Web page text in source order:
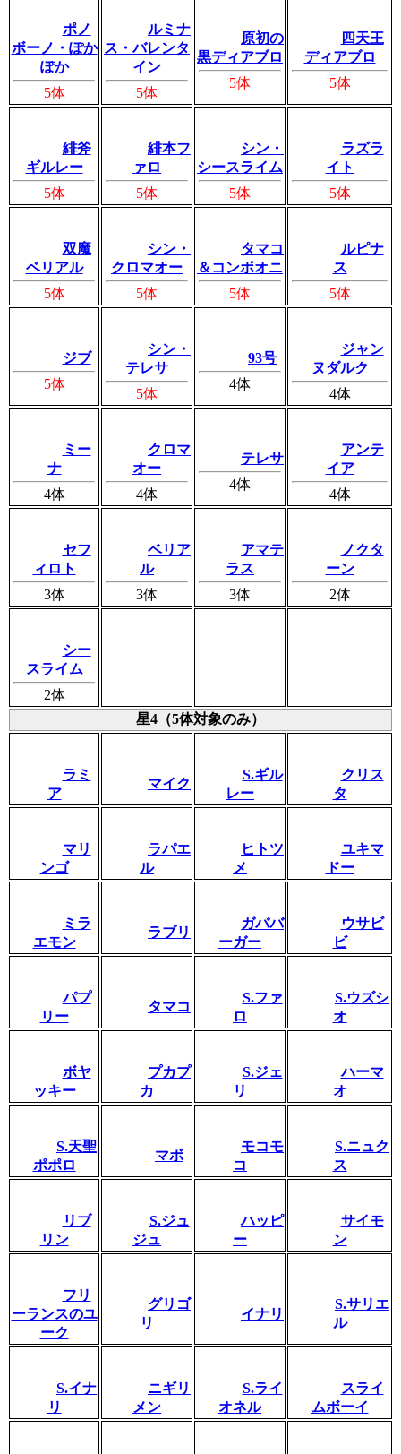
ポノ
ボーノ・ぽか
ぽか
5体
ルミナ
ス・バレンタ
イン
5体
原初の
黒ディアブロ
5体
四天王
ディアブロ
5体
緋斧
ギルレー
5体
緋本フ
ァロ
5体
シン・
シースライム
5体
ラズラ
イト
5体
双魔
ベリアル
5体
シン・
クロマオー
5体
タマコ
＆コンボオニ
5体
ルピナ
ス
5体
ジブ
5体
シン・
テレサ
5体
93号
4体
ジャン
ヌダルク
4体
ミー
ナ
4体
クロマ
オー
4体
テレサ
4体
アンテ
イア
4体
セフ
ィロト
3体
ベリア
ル
3体
アマテ
ラス
3体
ノクタ
ーン
2体
シー
スライム
2体
星4（5体対象のみ）
ラミ
ア
マイク
S.ギル
レー
クリス
タ
マリ
ンゴ
ラパエ
ル
ヒトツ
メ
ユキマ
ドー
ミラ
エモン
ラブリ
ガババ
ーガー
ウサビ
ビ
パプ
リー
タマコ
S.ファ
ロ
S.ウズシ
オ
ボヤ
ッキー
プカプ
カ
S.ジェ
リ
ハーマ
オ
S.天聖
ポポロ
マボ
モコモ
コ
S.ニュク
ス
リブ
リン
S.ジュ
ジュ
ハッピ
ー
サイモ
ン
フリ
ーランスのユ
ーク
グリゴ
リ
イナリ
S.サリエ
ル
S.イナ
リ
ニギリ
メン
S.ライ
オネル
スライ
ムボーイ